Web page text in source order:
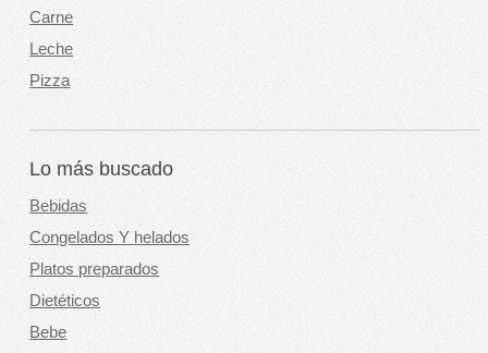
Carne
Leche
Pizza
Lo más buscado
Bebidas
Congelados Y helados
Platos preparados
Dietéticos
Bebe